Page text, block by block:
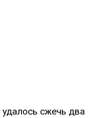
сжечь два